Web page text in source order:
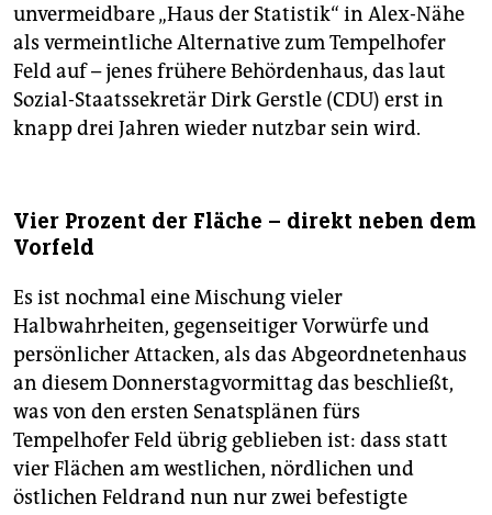
unvermeidbare „Haus der Statistik“ in Alex-Nähe
als vermeintliche Alternative zum Tempelhofer
Feld auf – jenes frühere Behördenhaus, das laut
Sozial-Staatssekretär Dirk Gerstle (CDU) erst in
knapp drei Jahren wieder nutzbar sein wird.
Vier Prozent der Fläche – direkt neben dem
Vorfeld
Es ist nochmal eine Mischung vieler
Halbwahrheiten, gegenseitiger Vorwürfe und
persönlicher Attacken, als das Abgeordnetenhaus
an diesem Donnerstagvormittag das beschließt,
was von den ersten Senatsplänen fürs
Tempelhofer Feld übrig geblieben ist: dass statt
vier Flächen am westlichen, nördlichen und
östlichen Feldrand nun nur zwei befestigte